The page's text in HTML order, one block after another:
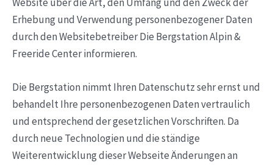
Erhebung und Verwendung personenbezogener Daten
durch den Websitebetreiber Die Bergstation Alpin &
Freeride Center informieren.
Die Bergstation nimmt Ihren Datenschutz sehr ernst und
behandelt Ihre personenbezogenen Daten vertraulich
und entsprechend der gesetzlichen Vorschriften. Da
durch neue Technologien und die ständige
Weiterentwicklung dieser Webseite Änderungen an